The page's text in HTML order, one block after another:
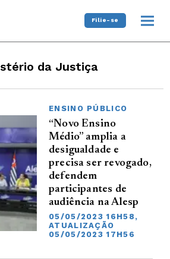
Filie-se
da Justiça
ENSINO PÚBLICO
“Novo Ensino
Médio” amplia a
desigualdade e
precisa ser revogado,
defendem
participantes de
audiência na Alesp
05/05/2023 16H58,
ATUALIZAÇÃO
05/05/2023 17H56